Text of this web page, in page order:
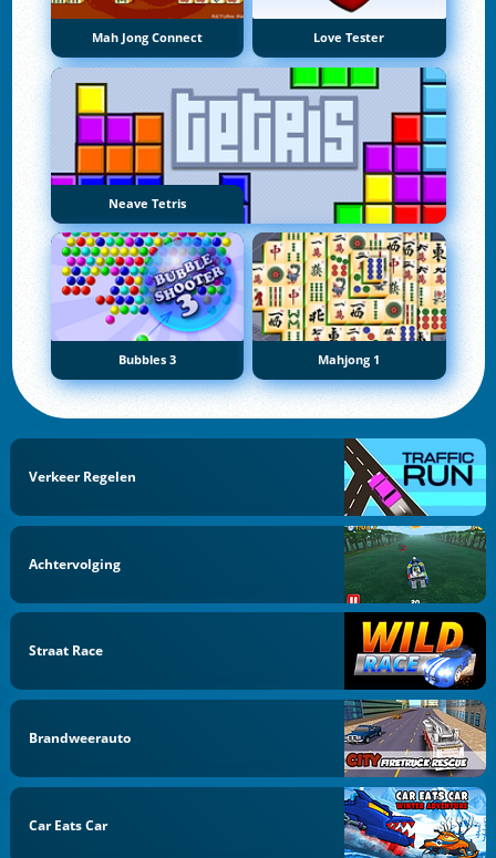
Mah Jong Connect Love Tester
Neave Tetris
Bubbles 3 Mahjong 1
Verkeer Regelen
Achtervolging
Straat Race
Brandweerauto
Car Eats Car